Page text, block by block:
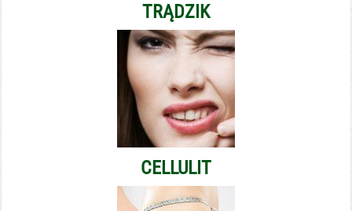
TRĄDZIK
CELLULIT